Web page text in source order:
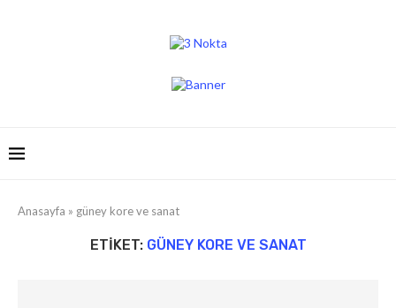
Anasayfa » güney kore ve sanat
ETIKET: GÜNEY KORE VE SANAT